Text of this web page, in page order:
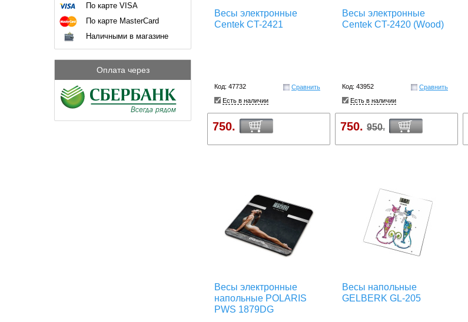
По карте VISA
По карте MasterCard
Наличными в магазине
Оплата через
Весы электронные
Centek CT-2421
Код: 47732
Сравнить
Есть в наличии
750.
Весы электронные
Centek CT-2420 (Wood)
Код: 43952
Сравнить
Есть в наличии
750. 950.
Весы электронные
напольные POLARIS
PWS 1879DG
Весы напольные
GELBERK GL-205